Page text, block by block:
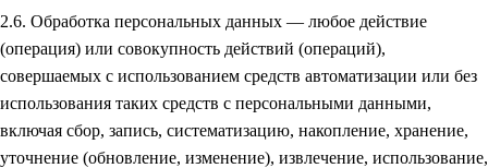
2.6. Обработка персональных данных — любое действие
(операция) или совокупность действий (операций),
совершаемых с использованием средств автоматизации или без
использования таких средств с персональными данными,
включая сбор, запись, систематизацию, накопление, хранение,
уточнение (обновление, изменение), извлечение, использование,